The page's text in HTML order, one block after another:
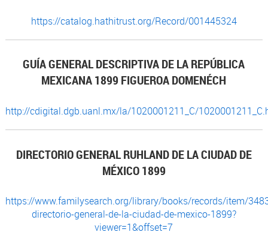
https://catalog.hathitrust.org/Record/001445324
GUÍA GENERAL DESCRIPTIVA DE LA REPÚBLICA
MEXICANA 1899 FIGUEROA DOMENÉCH
http://cdigital.dgb.uanl.mx/la/1020001211_C/
DIRECTORIO GENERAL RUHLAND DE LA CIUDAD DE
MÉXICO 1899
https://www.familysearch.org/library/books/records/item/
directorio-general-de-la-ciudad-de-mexico-1899?
viewer=1&offset=7